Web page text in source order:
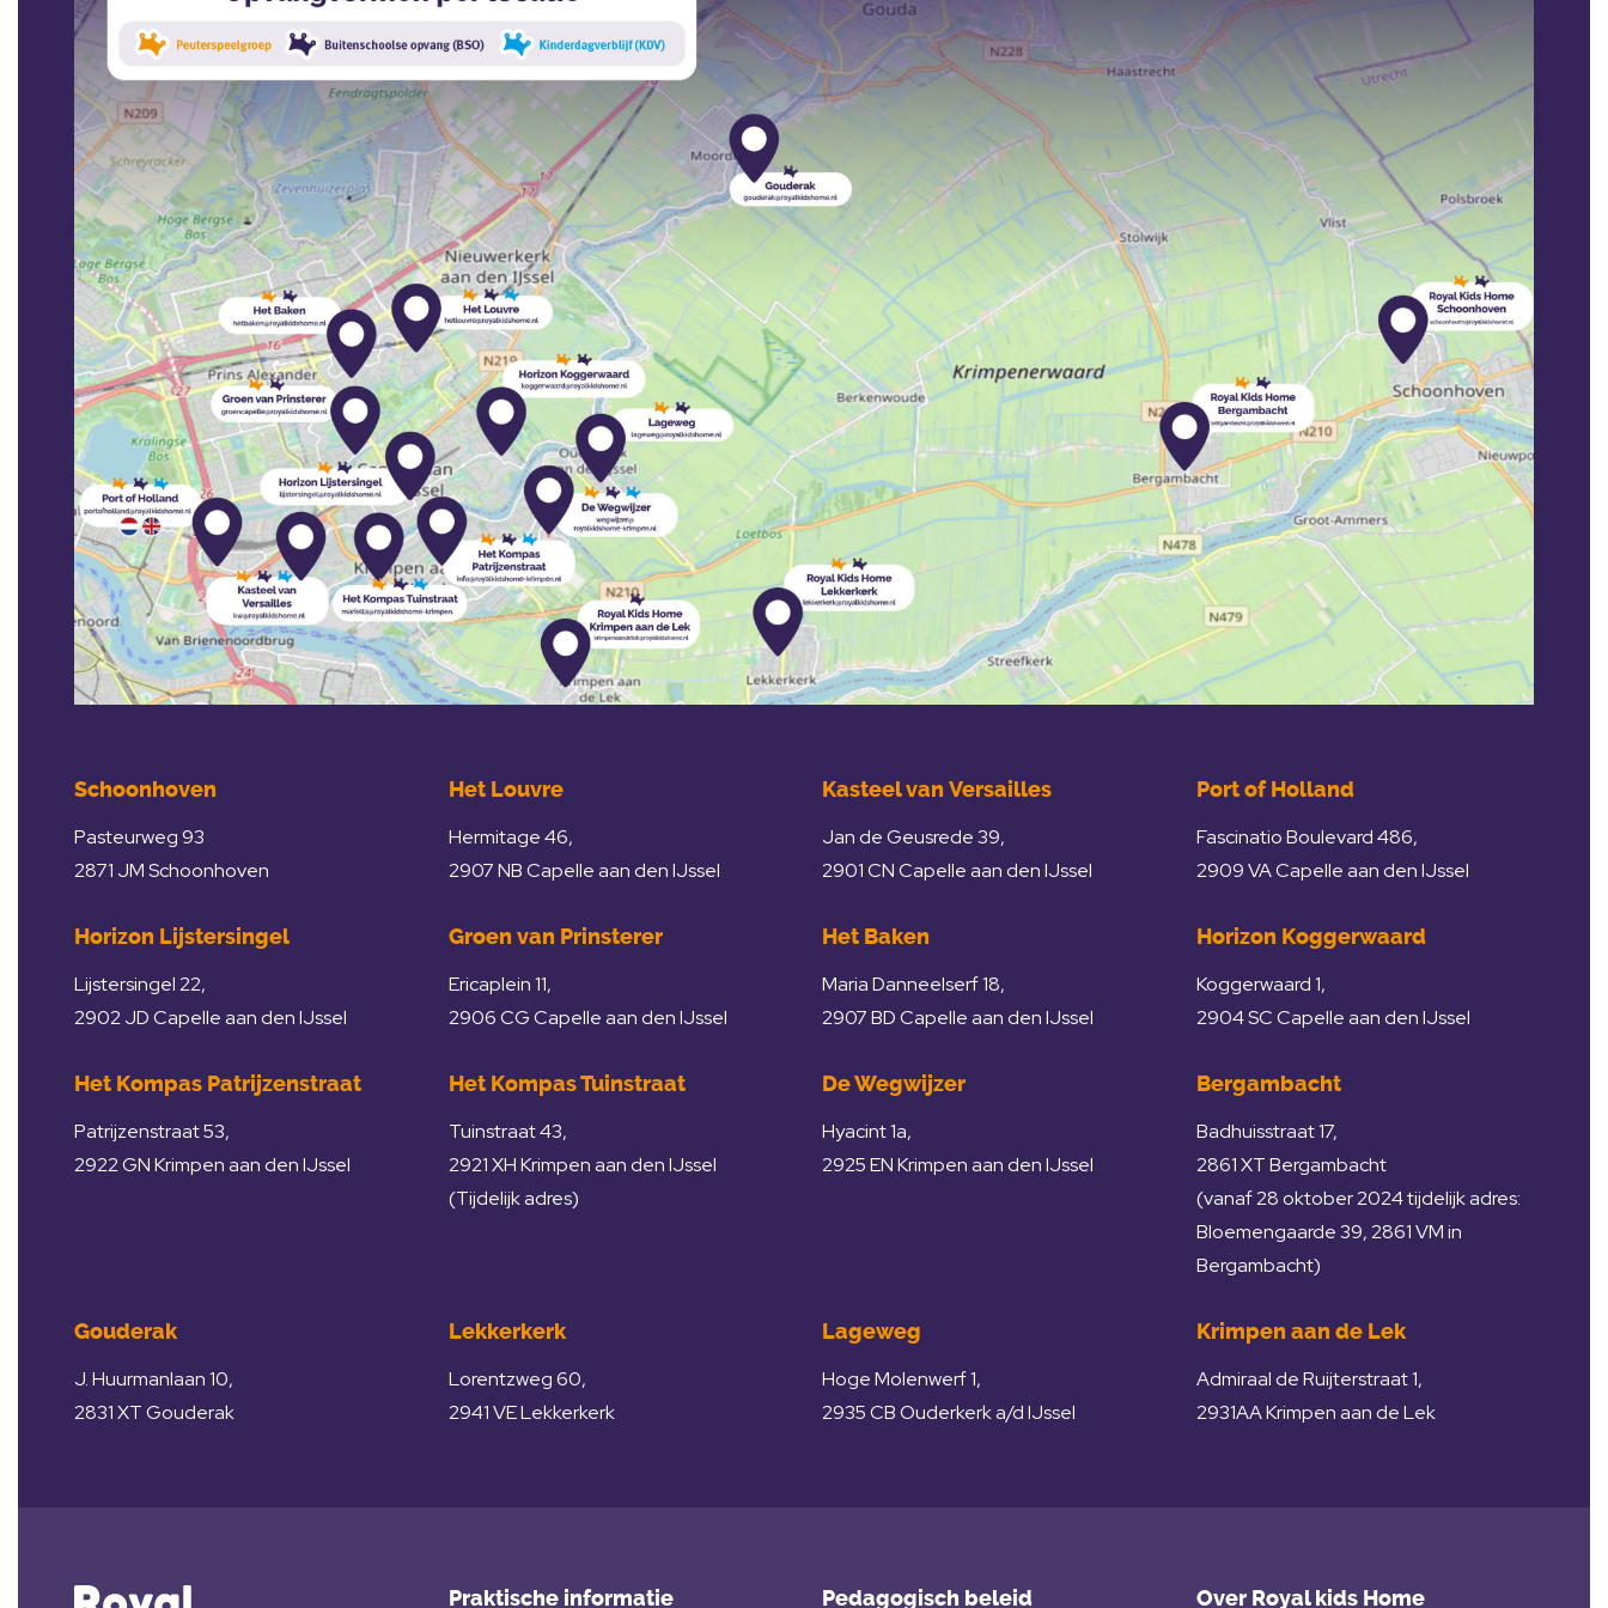
Schoonhoven
Pasteurweg 93
2871 JM Schoonhoven
Het Louvre
Hermitage 46,
2907 NB Capelle aan den IJssel
Kasteel van Versailles
Jan de Geusrede 39,
2901 CN Capelle aan den IJssel
Port of Holland
Fascinatio Boulevard 486,
2909 VA Capelle aan den IJssel
Horizon Lijstersingel
Lijstersingel 22,
2902 JD Capelle aan den IJssel
Groen van Prinsterer
Ericaplein 11,
2906 CG Capelle aan den IJssel
Het Baken
Maria Danneelserf 18,
2907 BD Capelle aan den IJssel
Horizon Koggerwaard
Koggerwaard 1,
2904 SC Capelle aan den IJssel
Het Kompas Patrijzenstraat
Patrijzenstraat 53,
2922 GN Krimpen aan den IJssel
Het Kompas Tuinstraat
Tuinstraat 43,
2921 XH Krimpen aan den IJssel
(Tijdelijk adres)
De Wegwijzer
Hyacint 1a,
2925 EN Krimpen aan den IJssel
Bergambacht
Badhuisstraat 17,
2861 XT Bergambacht
(vanaf 28 oktober 2024 tijdelijk adres:
Bloemengaarde 39, 2861 VM in
Bergambacht)
Gouderak
J. Huurmanlaan 10,
2831 XT Gouderak
Lekkerkerk
Lorentzweg 60,
2941 VE Lekkerkerk
Lageweg
Hoge Molenwerf 1,
2935 CB Ouderkerk a/d IJssel
Krimpen aan de Lek
Admiraal de Ruijterstraat 1,
2931AA Krimpen aan de Lek
Praktische informatie Pedagogisch beleid Over Royal kids Home